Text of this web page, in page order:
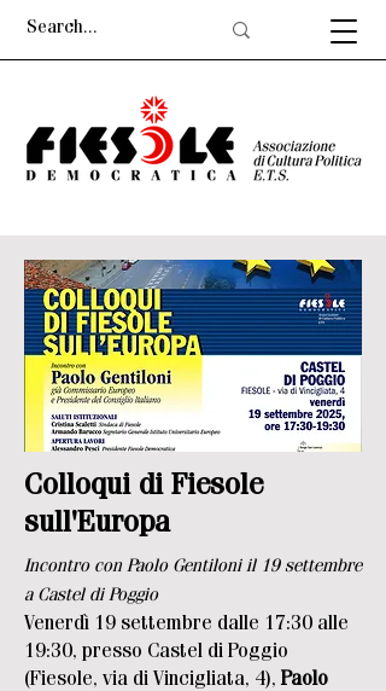
Colloqui di Fiesole
sull'Europa
Incontro con Paolo Gentiloni il 19 settembre
a Castel di Poggio
Venerdì 19 settembre dalle 17:30 alle
19:30, presso Castel di Poggio
(Fiesole, via di Vincigliata, 4), Paolo